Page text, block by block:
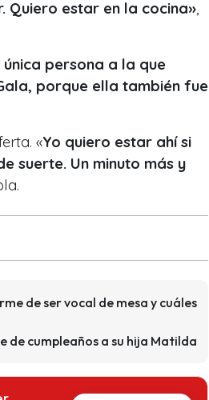
Quiero estar en la cocina»,
única persona a la que
porque ella también fue
«Yo quiero estar ahí si
suerte. Un minuto más y
de ser vocal de mesa y cuáles
de cumpleaños a su hija Matilda